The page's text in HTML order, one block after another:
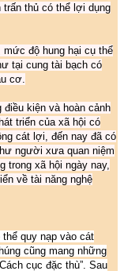
thủ có thể lợi dụng
mức độ hung hại cụ thể
tại cung tài bạch có
cơ.
kiện và hoàn cảnh
triển của xã hội có
cát lợi, đến nay đã có
người xưa quan niệm
xã hội ngày nay,
về tài năng nghệ
quy nạp vào cát
cũng mang những
cục đặc thù”. Sau